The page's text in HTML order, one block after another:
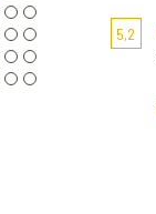
5,2